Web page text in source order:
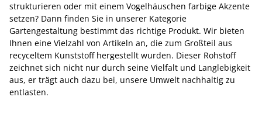
strukturieren oder mit einem Vogelhäuschen farbige Akzente
setzen? Dann finden Sie in unserer Kategorie
Gartengestaltung bestimmt das richtige Produkt. Wir bieten
Ihnen eine Vielzahl von Artikeln an, die zum Großteil aus
recyceltem Kunststoff hergestellt wurden. Dieser Rohstoff
zeichnet sich nicht nur durch seine Vielfalt und Langlebigkeit
aus, er trägt auch dazu bei, unsere Umwelt nachhaltig zu
entlasten.